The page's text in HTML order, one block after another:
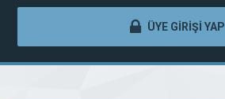
ÜYE GİRİŞİ YAP